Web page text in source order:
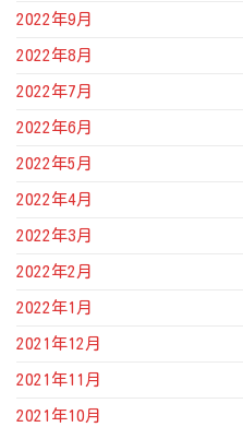
2022年9月
2022年8月
2022年7月
2022年6月
2022年5月
2022年4月
2022年3月
2022年2月
2022年1月
2021年12月
2021年11月
2021年10月